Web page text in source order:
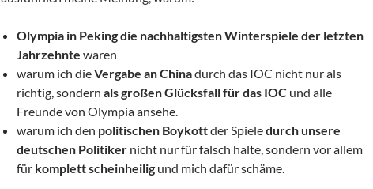
Olympia in Peking die nachhaltigsten Winterspiele der letzten
Jahrzehnte waren
warum ich dieVergabe an Chinadurch das IOC nicht nur als
richtig, sondern als großen Glücksfall für das IOC und alle
Freunde von Olympia ansehe.
warum ich den politischen Boykottder Spieledurch unsere
deutschen Politiker nicht nur für falsch halte, sondern vor allem
für komplett scheinheilig und mich dafür schäme.